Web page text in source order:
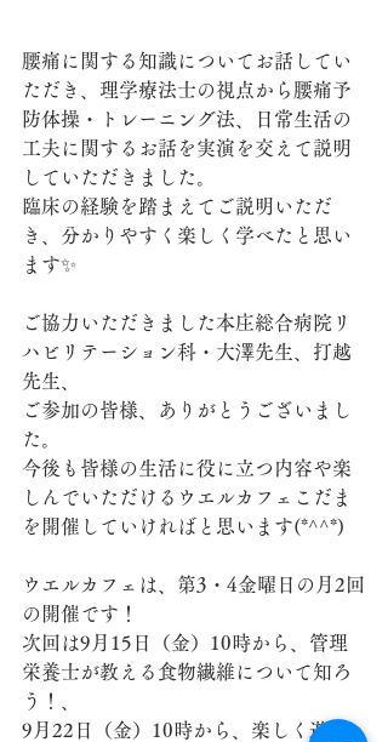
腰痛に関する知識についてお話してい
ただき、理学療法士の視点から腰痛予
防体操・トレーニング法、日常生活の
工夫に関するお話を実演を交えて説明
していただきました。
臨床の経験を踏まえてご説明いただ
き、分かりやすく楽しく学べたと思い
ます✨
ご協力いただきました本庄総合病院リ
ハビリテーション科・大澤先生、打越
先生、
ご参加の皆様、ありがとうございまし
た。
今後も皆様の生活に役に立つ内容や楽
しんでいただけるウエルカフェこだま
を開催していければと思います(*^^*)
ウエルカフェは、第3・4金曜日の月2回
の開催です！
次回は9月15日（金）10時から、管理
栄養士が教える食物繊維について知ろ
う！、
9月22日（金）10時から、楽しく遊ん